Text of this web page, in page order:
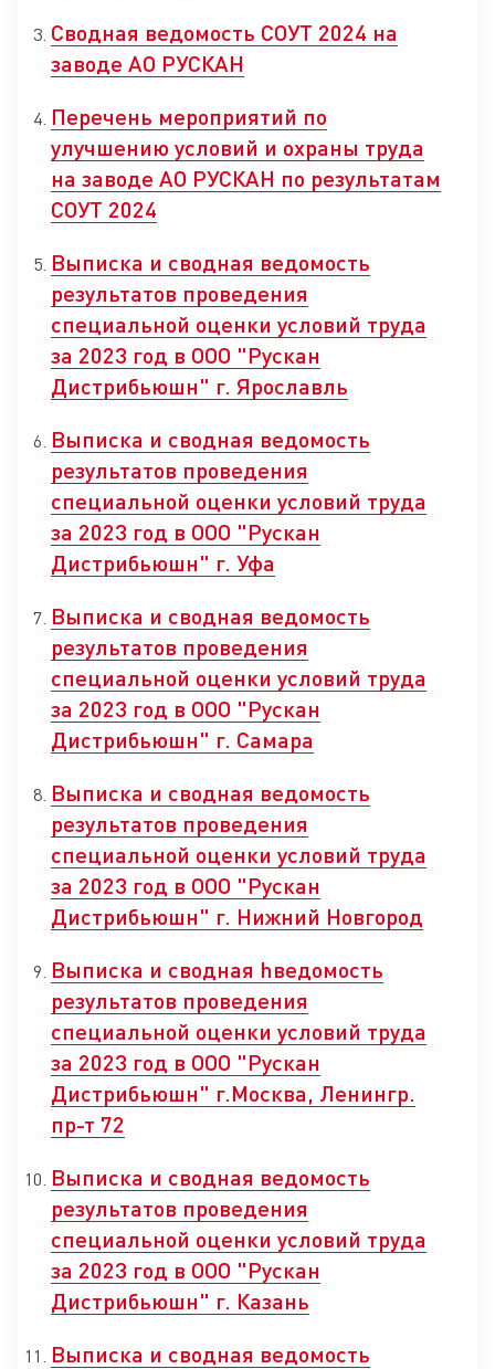
Сводная ведомость СОУТ 2024 на
заводе АО РУСКАН
Перечень мероприятий по
улучшению условий и охраны труда
на заводе АО РУСКАН по результатам
СОУТ 2024
Выписка и сводная ведомость
результатов проведения
специальной оценки условий труда
за 2023 год в ООО "Рускан
Дистрибьюшн" г. Ярославль
Выписка и сводная ведомость
результатов проведения
специальной оценки условий труда
за 2023 год в ООО "Рускан
Дистрибьюшн" г. Уфа
Выписка и сводная ведомость
результатов проведения
специальной оценки условий труда
за 2023 год в ООО "Рускан
Дистрибьюшн" г. Самара
Выписка и сводная ведомость
результатов проведения
специальной оценки условий труда
за 2023 год в ООО "Рускан
Дистрибьюшн" г. Нижний Новгород
Выписка и сводная hведомость
результатов проведения
специальной оценки условий труда
за 2023 год в ООО "Рускан
Дистрибьюшн" г.Москва, Ленингр.
пр-т 72
Выписка и сводная ведомость
результатов проведения
специальной оценки условий труда
за 2023 год в ООО "Рускан
Дистрибьюшн" г. Казань
Выписка и сводная ведомость